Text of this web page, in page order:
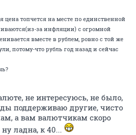
цена топчется на месте по единственной
за инфляции) с огромной
вместе в рублем, ровно с той же
потому-что рубль год назад и сейчас
не интересуюсь, не было,
поддерживаю другие, чисто
а вам валютчикам скоро
ладна, к 40...